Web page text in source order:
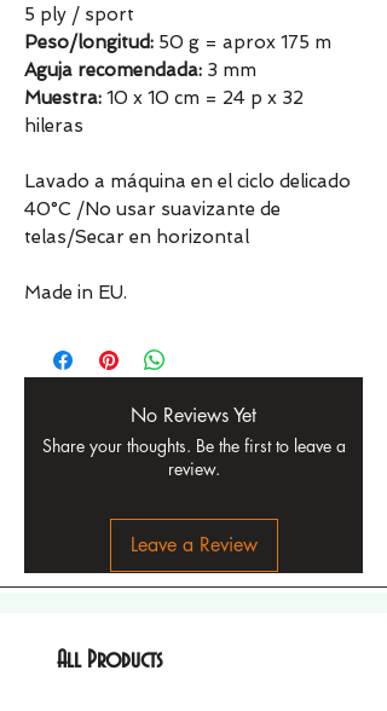
5 ply / sport
Peso/longitud: 50 g = aprox 175 m
Aguja recomendada: 3 mm
Muestra: 10 x 10 cm = 24 p x 32
hileras
Lavado a máquina en el ciclo delicado
40°C /No usar suavizante de
telas/Secar en horizontal
Made in EU.
No Reviews Yet
Share your thoughts. Be the first to leave a
review.
Leave a Review
All Products